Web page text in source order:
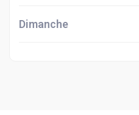
Dimanche